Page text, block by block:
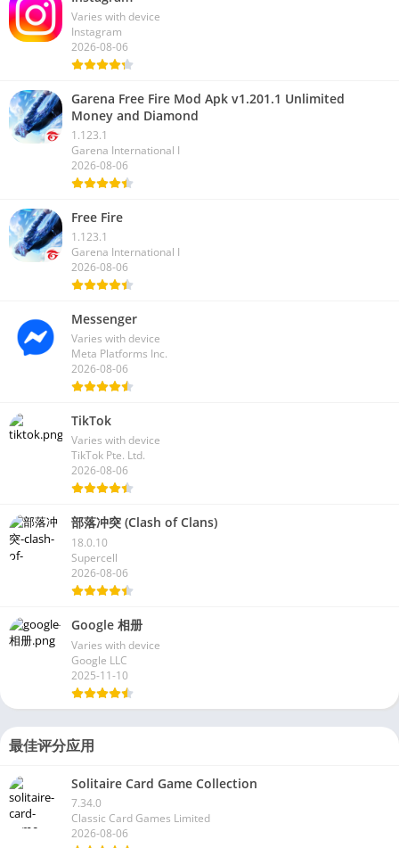
Varies with device
Instagram
2026-08-06
Garena Free Fire Mod Apk v1.201.1 Unlimited
Money and Diamond
1.123.1
Garena International I
2026-08-06
Free Fire
1.123.1
Garena International I
2026-08-06
Messenger
Varies with device
Meta Platforms Inc.
2026-08-06
TikTok
Varies with device
TikTok Pte. Ltd.
2026-08-06
部落冲突 (Clash of Clans)
18.0.10
Supercell
2026-08-06
Google 相册
Varies with device
Google LLC
2025-11-10
最佳评分应用
Solitaire Card Game Collection
7.34.0
Classic Card Games Limited
2026-08-06